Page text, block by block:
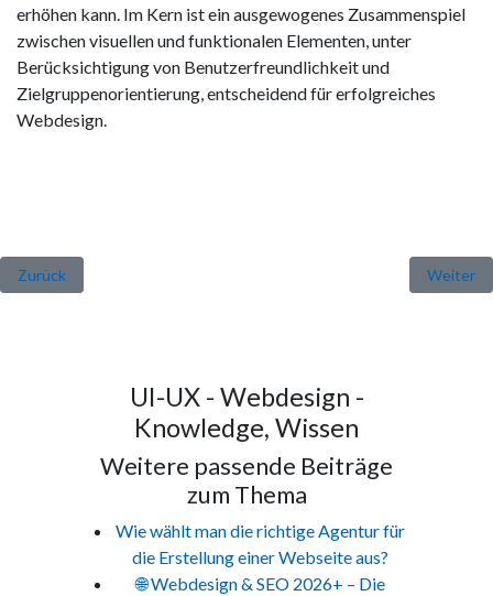
erhöhen kann. Im Kern ist ein ausgewogenes Zusammenspiel
zwischen visuellen und funktionalen Elementen, unter
Berücksichtigung von Benutzerfreundlichkeit und
Zielgruppenorientierung, entscheidend für erfolgreiches
Webdesign.
Vorheriger Beitrag: Kosten für die Erstellung einer Website
Zurück Weiter
UI-UX - Webdesign -
Knowledge, Wissen
Weitere passende Beiträge
zum Thema
Wie wählt man die richtige Agentur für
die Erstellung einer Webseite aus?
🌐 Webdesign & SEO 2026+ – Die